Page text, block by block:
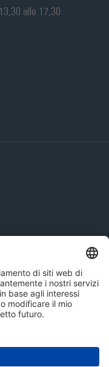
alle 17,30